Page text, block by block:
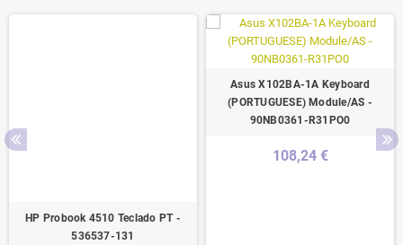
HP Probook 4510 Teclado PT -
536537-131
Asus X102BA-1A Keyboard
(PORTUGUESE) Module/AS -
90NB0361-R31PO0
108,24 €